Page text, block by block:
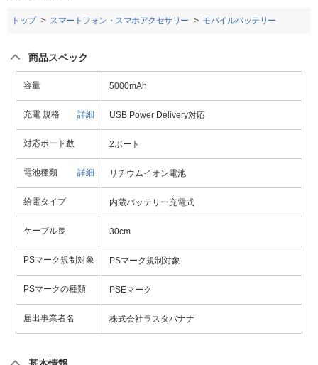
トップ スマートフォン・スマホアクセサリー モバイルバッテリー
商品スペック
容量 5000mAh
充電 規格 詳細 USB Power Delivery対応
対応ポート数 2ポート
電池種類 詳細 リチウムイオン電池
給電タイプ 内蔵バッテリー充電式
ケーブル長 30cm
PSマーク規制対象 PSマーク規制対象
PSマークの種類 PSEマーク
届出事業者名 株式会社ラスタバナナ